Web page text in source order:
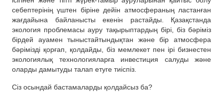
себептерінің үштен біріне дейін атмосфераның ластанған
жағдайына байланысты екенін растайды. Қазақстанда
экология проблемасы ауру тақырыптардың бірі, біз бәріміз
бірдей ауамен тыныстайтындықтан және бір атмосфера
бәрімізді қорғап, қолдайды, біз мемлекет пен ірі бизнестен
экологиялық технологияларға инвестиция салуды және
оларды дамытуды талап етуге тиіспіз.
Сіз осындай бастамаларды қолдайсыз ба?